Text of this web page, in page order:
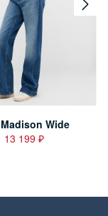
Wide
13 199